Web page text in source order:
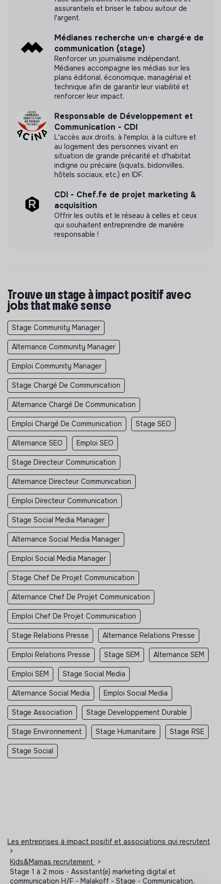
assurantiels et briser le tabou autour de
l'argent.
Médianes recherche un·e chargé·e de
communication (stage)
Renforcer un journalisme indépendant.
Médianes accompagne les médias sur les
plans éditorial, économique, managérial et
technique afin de garantir leur viabilité et
renforcer leur impact.
Responsable de Développement et
Communication - CDI
L'accès aux droits, à l'emploi, à la culture et
au logement des personnes vivant en
situation de grande précarité et d'habitat
indigne ou précaire (squats, bidonvilles,
hôtels sociaux, etc.) en IDF.
CDI - Chef.fe de projet marketing &
acquisition
Offrir les outils et le réseau à celles et ceux
qui souhaitent entreprendre de manière
responsable !
Trouve un stage à impact positif avec
jobs that make sense
Stage Community Manager
Alternance Community Manager
Emploi Community Manager
Stage Chargé De Communication
Alternance Chargé De Communication
Emploi Chargé De Communication Stage SEO
Alternance SEO Emploi SEO
Stage Directeur Communication
Alternance Directeur Communication
Emploi Directeur Communication
Stage Social Media Manager
Alternance Social Media Manager
Emploi Social Media Manager
Stage Chef De Projet Communication
Alternance Chef De Projet Communication
Emploi Chef De Projet Communication
Stage Relations Presse Alternance Relations Presse
Emploi Relations Presse Stage SEM Alternance SEM
Emploi SEM Stage Social Media
Alternance Social Media Emploi Social Media
Stage Association Stage Developpement Durable
Stage Environnement Stage Humanitaire Stage RSE
Stage Social
Les entreprises à impact positif et associations qui recrutent
>
Kids&Mamas recrutement
>
Stage 1 à 2 mois - Assistant(e) marketing digital et
communication H/F - Malakoff - Stage - Communication,